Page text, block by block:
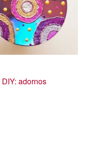
DIY: adornos